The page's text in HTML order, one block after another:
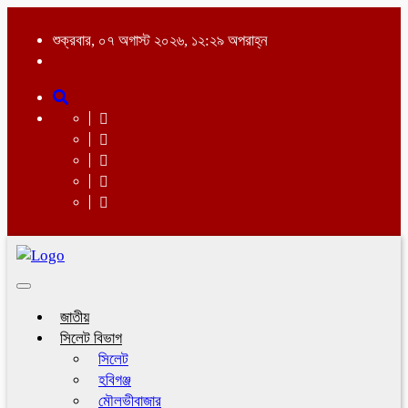
শুক্রবার, ০৭ অগাস্ট ২০২৬, ১২:২৯ অপরাহ্ন
Toggle
জাতীয়
সিলেট বিভাগ
সিলেট
হবিগঞ্জ
মৌলভীবাজার